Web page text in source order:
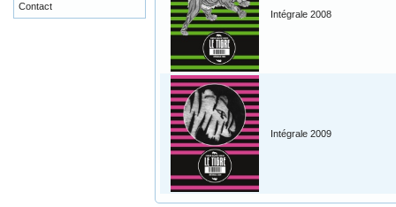
Intégrale 2008
Intégrale 2009
Contact